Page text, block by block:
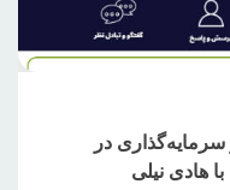
از سرمایه‌گذاری در
هادی نیلی